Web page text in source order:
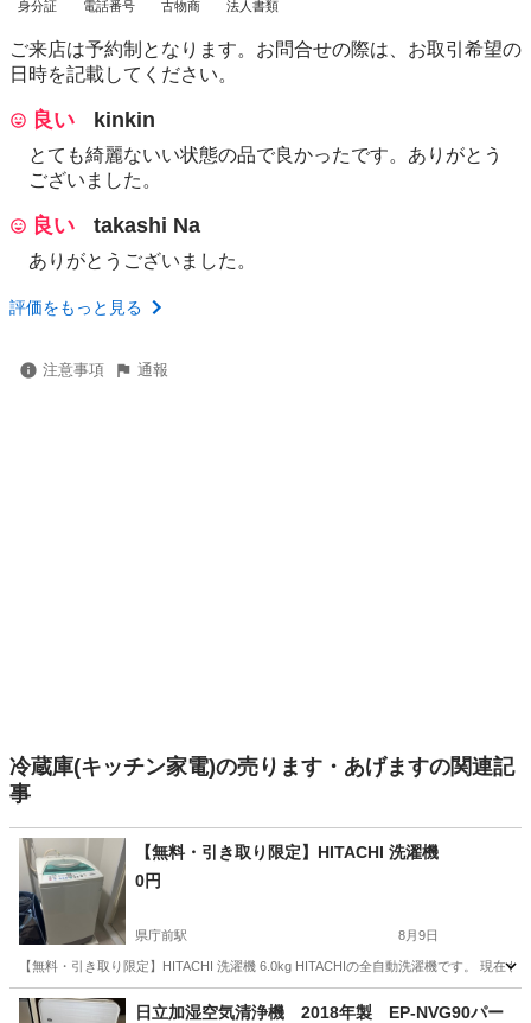
身分証 電話番号 古物商 法人書類
ご来店は予約制となります。お問合せの際は、お取引希望の
日時を記載してください。
良い kinkin
とても綺麗ないい状態の品で良かったです。ありがとう
ございました。
良い takashi Na
ありがとうございました。
評価をもっと見る
注意事項 通報
冷蔵庫(キッチン家電)の売ります・あげますの関連記
事
【無料・引き取り限定】HITACHI 洗濯機
0円
県庁前駅 8月9日
【無料・引き取り限定】HITACHI 洗濯機 6.0kg HITACHIの全自動洗濯機です。 現在
兵庫 神戸市 県庁前駅 生活家電
日立加湿空気清浄機 2018年製 EP-NVG90パー